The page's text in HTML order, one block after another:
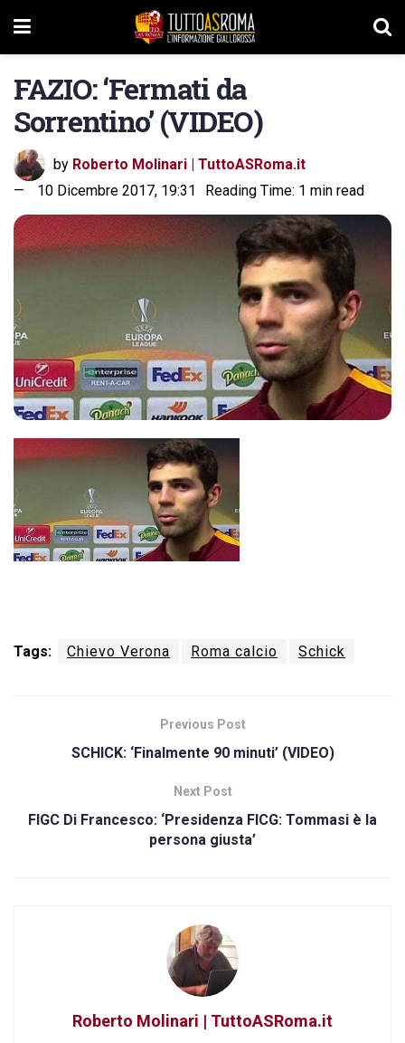
FAZIO: ‘Fermati da
Sorrentino’ (VIDEO)
by Roberto Molinari | TuttoASRoma.it
10 Dicembre 2017, 19:31
Reading Time: 1 min read
Tags: Chievo Verona Roma calcio Schick
Previous Post
SCHICK: ‘Finalmente 90 minuti’ (VIDEO)
Next Post
FIGC Di Francesco: ‘Presidenza FICG: Tommasi è la
persona giusta’
Roberto Molinari | TuttoASRoma.it